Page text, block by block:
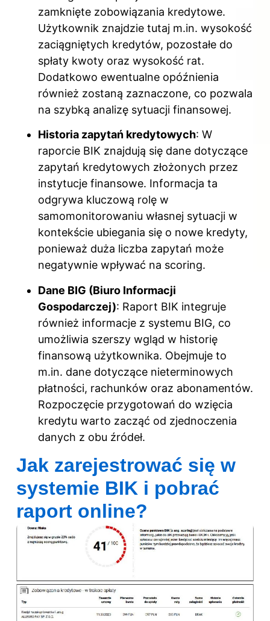
zamknięte zobowiązania kredytowe.
Użytkownik znajdzie tutaj m.in. wysokość
zaciągniętych kredytów, pozostałe do
spłaty kwoty oraz wysokość rat.
Dodatkowo ewentualne opóźnienia
również zostaną zaznaczone, co pozwala
na szybką analizę sytuacji finansowej.
Historia zapytań kredytowych: W
raporcie BIK znajdują się dane dotyczące
zapytań kredytowych złożonych przez
instytucje finansowe. Informacja ta
odgrywa kluczową rolę w
samomonitorowaniu własnej sytuacji w
kontekście ubiegania się o nowe kredyty,
ponieważ duża liczba zapytań może
negatywnie wpływać na scoring.
Dane BIG (Biuro Informacji
Gospodarczej): Raport BIK integruje
również informacje z systemu BIG, co
umożliwia szerszy wgląd w historię
finansową użytkownika. Obejmuje to
m.in. dane dotyczące nieterminowych
płatności, rachunków oraz abonamentów.
Rozpoczęcie przygotowań do wzięcia
kredytu warto zacząć od zjednoczenia
danych z obu źródeł.
Jak zarejestrować się w
systemie BIK i pobrać
raport online?